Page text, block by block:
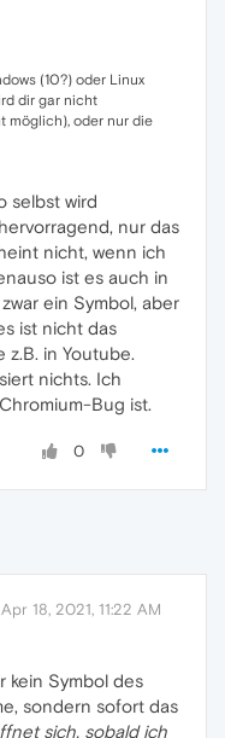
(10?) oder Linux
dir gar nicht
möglich), oder nur die
selbst wird
nur das
nicht, wenn ich
ist es auch in
ein Symbol, aber
ist nicht das
z.B. in Youtube.
nichts. Ich
Bug ist.
0
Apr 18, 2021, 11:22 AM
kein Symbol des
sondern sofort das
sich, sobald ich